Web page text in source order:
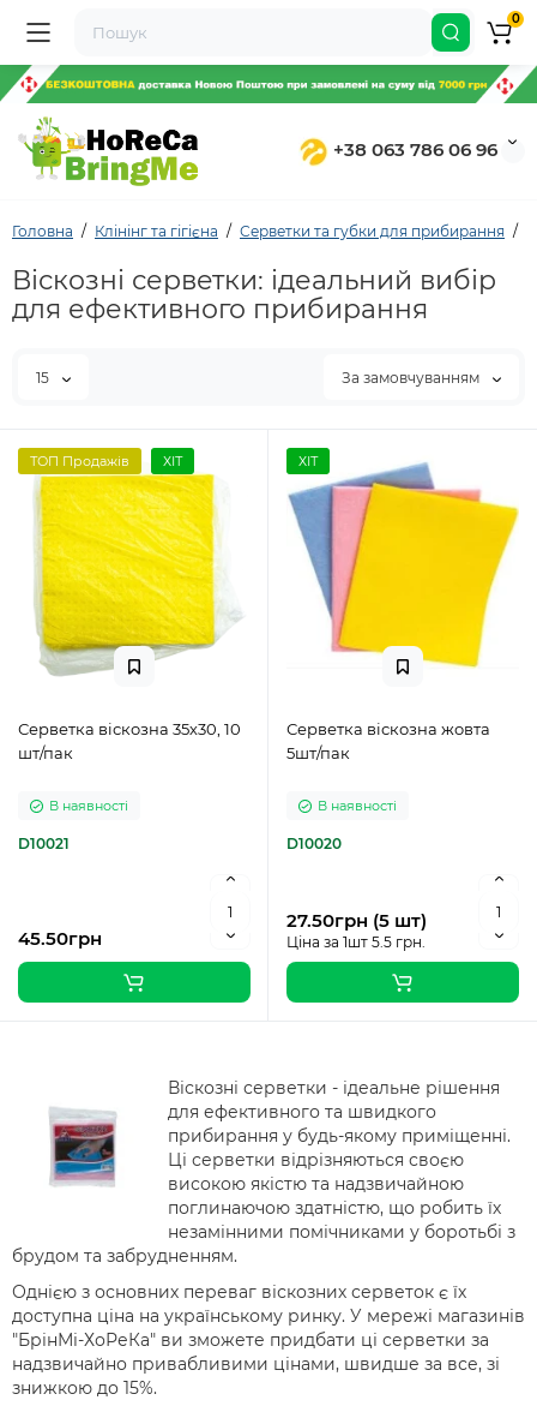
+38 063 786 06 96
0
Головна Клінінг та гігієна Серветки та губки для прибирання
Віскозні серветки: ідеальний вибір
для ефективного прибирання
15 За замовчуванням
ТОП Продажів ХІТ
Серветка віскозна 35х30, 10
шт/пак
В наявності
D10021
45.50грн
ХІТ
Серветка віскозна жовта
5шт/пак
В наявності
D10020
27.50грн (5 шт)
Ціна за 1шт 5.5 грн.
Віскозні серветки - ідеальне рішення
для ефективного та швидкого
прибирання у будь-якому приміщенні.
Ці серветки відрізняються своєю
високою якістю та надзвичайною
поглинаючою здатністю, що робить їх
незамінними помічниками у боротьбі з
брудом та забрудненням.
Однією з основних переваг віскозних серветок є їх
доступна ціна на українському ринку. У мережі магазинів
"БрінМі-ХоРеКа" ви зможете придбати ці серветки за
надзвичайно привабливими цінами, швидше за все, зі
знижкою до 15%.